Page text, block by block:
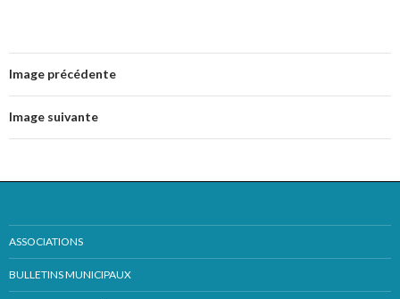
Image précédente
Image suivante
ASSOCIATIONS
BULLETINS MUNICIPAUX